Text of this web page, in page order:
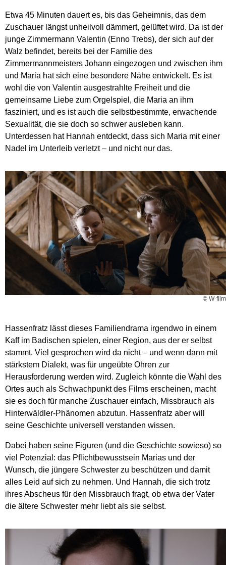
Etwa 45 Minuten dauert es, bis das Geheimnis, das dem
Zuschauer längst unheilvoll dämmert, gelüftet wird. Da ist der
junge Zimmermann Valentin (Enno Trebs), der sich auf der
Walz befindet, bereits bei der Familie des
Zimmermannmeisters Johann eingezogen und zwischen ihm
und Maria hat sich eine besondere Nähe entwickelt. Es ist
wohl die von Valentin ausgestrahlte Freiheit und die
gemeinsame Liebe zum Orgelspiel, die Maria an ihm
fasziniert, und es ist auch die selbstbestimmte, erwachende
Sexualität, die sie doch so schwer ausleben kann.
Unterdessen hat Hannah entdeckt, dass sich Maria mit einer
Nadel im Unterleib verletzt – und nicht nur das.
© W-film
Hassenfratz lässt dieses Familiendrama irgendwo in einem
Kaff im Badischen spielen, einer Region, aus der er selbst
stammt. Viel gesprochen wird da nicht – und wenn dann mit
stärkstem Dialekt, was für ungeübte Ohren zur
Herausforderung werden wird. Zugleich könnte die Wahl des
Ortes auch als Schwachpunkt des Films erscheinen, macht
sie es doch für manche Zuschauer einfach, Missbrauch als
Hinterwäldler-Phänomen abzutun. Hassenfratz aber will
seine Geschichte universell verstanden wissen.
Dabei haben seine Figuren (und die Geschichte sowieso) so
viel Potenzial: das Pflichtbewusstsein Marias und der
Wunsch, die jüngere Schwester zu beschützen und damit
alles Leid auf sich zu nehmen. Und Hannah, die sich trotz
ihres Abscheus für den Missbrauch fragt, ob etwa der Vater
die ältere Schwester mehr liebt als sie selbst.